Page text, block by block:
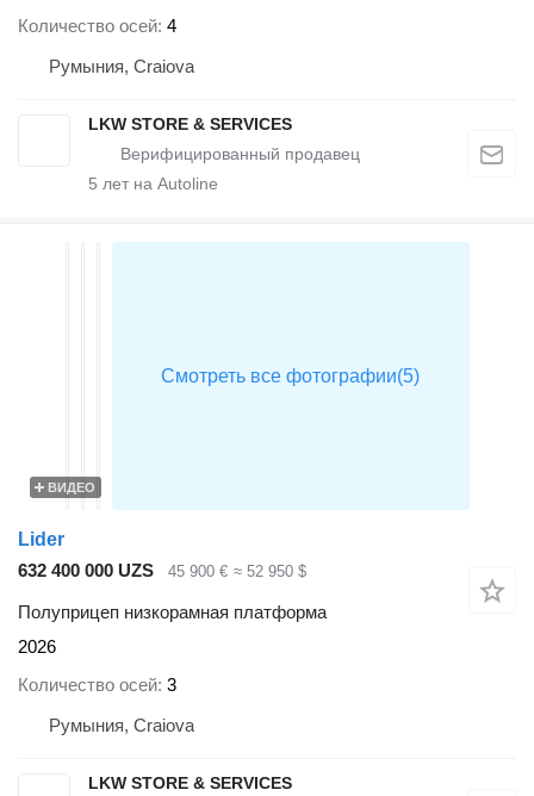
Количество осей 4
Румыния, Craiova
LKW STORE & SERVICES
5 лет на Autoline
ВИДЕО
Lider
632 400 000 UZS
45 900 € ≈ 52 950 $
Полуприцеп низкорамная платформа
2026
Количество осей 3
Румыния, Craiova
LKW STORE & SERVICES